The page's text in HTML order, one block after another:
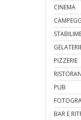
CINEMA
PIZZERIE
PUB
BAR E